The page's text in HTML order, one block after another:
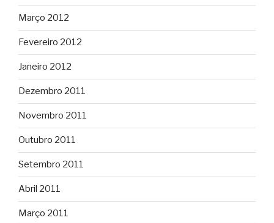
Março 2012
Fevereiro 2012
Janeiro 2012
Dezembro 2011
Novembro 2011
Outubro 2011
Setembro 2011
Abril 2011
Março 2011